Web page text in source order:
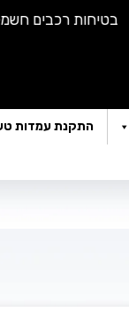
בטיחות רכבים
התקנת עמדות